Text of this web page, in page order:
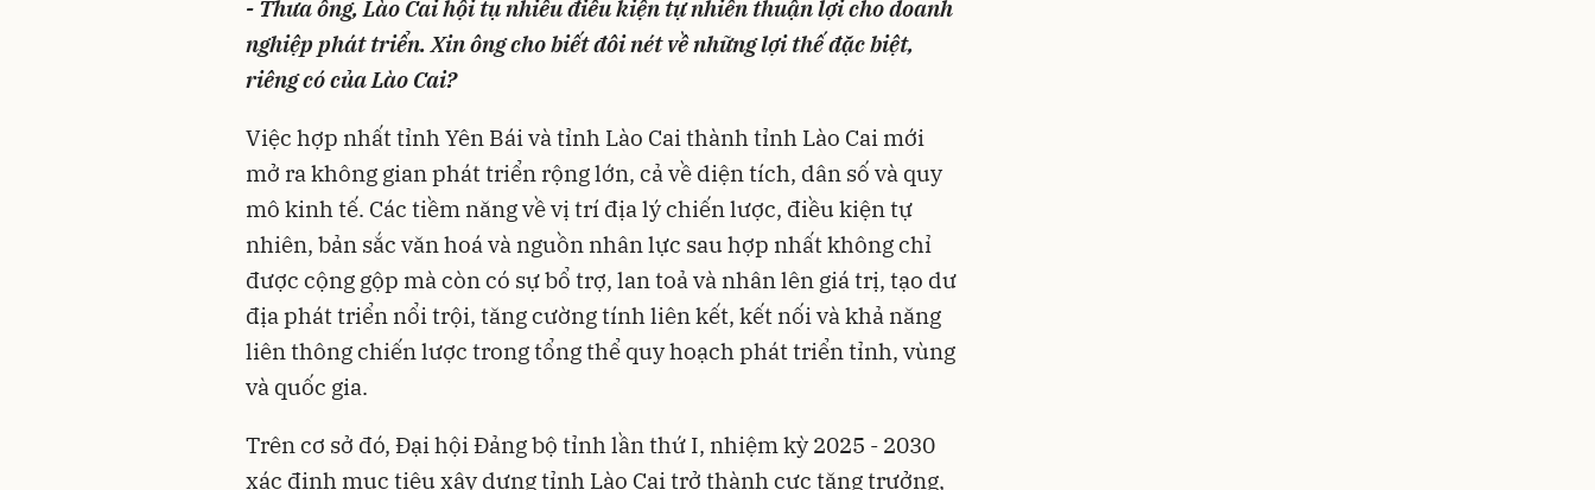
- Thưa ông, Lào Cai hội tụ nhiều điều kiện tự nhiên thuận lợi cho doanh
nghiệp phát triển. Xin ông cho biết đôi nét về những lợi thế đặc biệt,
riêng có của Lào Cai?
Việc hợp nhất tỉnh Yên Bái và tỉnh Lào Cai thành tỉnh Lào Cai mới
mở ra không gian phát triển rộng lớn, cả về diện tích, dân số và quy
mô kinh tế. Các tiềm năng về vị trí địa lý chiến lược, điều kiện tự
nhiên, bản sắc văn hoá và nguồn nhân lực sau hợp nhất không chỉ
được cộng gộp mà còn có sự bổ trợ, lan toả và nhân lên giá trị, tạo dư
địa phát triển nổi trội, tăng cường tính liên kết, kết nối và khả năng
liên thông chiến lược trong tổng thể quy hoạch phát triển tỉnh, vùng
và quốc gia.
Trên cơ sở đó, Đại hội Đảng bộ tỉnh lần thứ I, nhiệm kỳ 2025 - 2030
xác định mục tiêu xây dựng tỉnh Lào Cai trở thành cực tăng trưởng,